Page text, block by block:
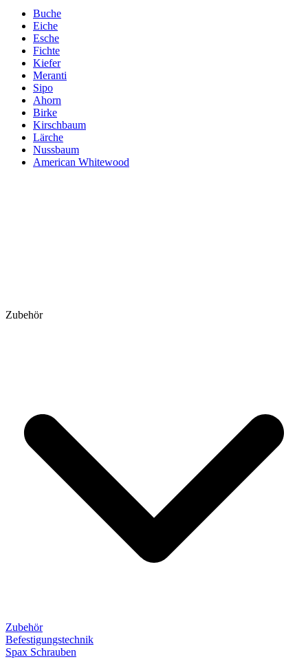
Buche
Eiche
Esche
Fichte
Kiefer
Meranti
Sipo
Ahorn
Birke
Kirschbaum
Lärche
Nussbaum
American Whitewood
Zubehör
Zubehör
Befestigungstechnik
Spax Schrauben